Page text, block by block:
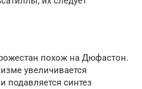
похож на Дюфастон.
увеличивается
подавляется синтез